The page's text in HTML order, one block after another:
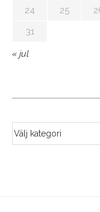
24
25
31
« jul